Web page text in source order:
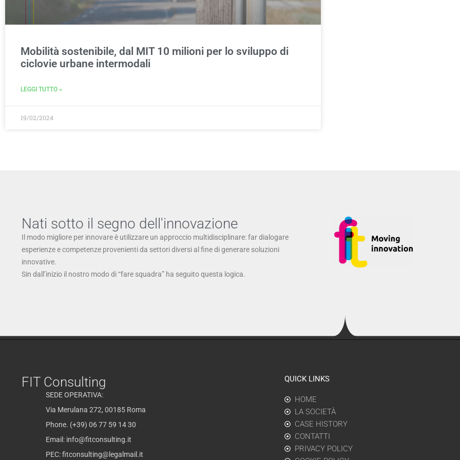
Mobilità sostenibile, dal MIT 10 milioni per lo sviluppo di
ciclovie urbane intermodali
LEGGI TUTTO »
19/02/2024
Nati sotto il segno dell'innovazione
Il modo migliore per innovare è utilizzare un approccio multidisciplinare: far dialogare
esperienze e competenze provenienti da settori diversi al fine di generare soluzioni
innovative.
Sin dall’inizio il nostro modo di “fare squadra” ha seguito questa logica.
FIT Consulting
SEDE OPERATIVA:
Via Merulana 272, 00185 Roma
Phone. (+39) 06 77 59 14 30
Email: info@fitconsulting.it
PEC:fitconsulting@legalmail.it
QUICK LINKS
HOME
LA SOCIETÀ
CASE HISTORY
CONTATTI
PRIVACY POLICY